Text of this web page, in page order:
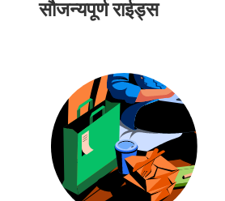
सौजन्यपूर्ण राईड्स